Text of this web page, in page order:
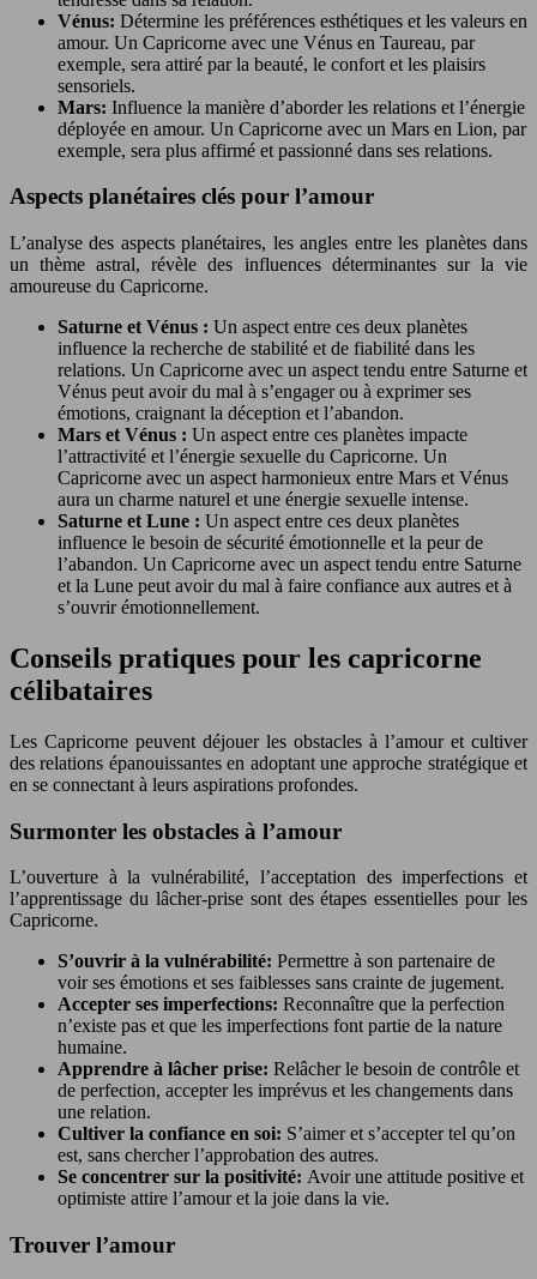
Vénus: Détermine les préférences esthétiques et les valeurs en
amour. Un Capricorne avec une Vénus en Taureau, par
exemple, sera attiré par la beauté, le confort et les plaisirs
sensoriels.
Mars: Influence la manière d’aborder les relations et l’énergie
déployée en amour. Un Capricorne avec un Mars en Lion, par
exemple, sera plus affirmé et passionné dans ses relations.
Aspects planétaires clés pour l’amour
L’analyse des aspects planétaires, les angles entre les planètes dans
un thème astral, révèle des influences déterminantes sur la vie
amoureuse du Capricorne.
Saturne et Vénus : Un aspect entre ces deux planètes
influence la recherche de stabilité et de fiabilité dans les
relations. Un Capricorne avec un aspect tendu entre Saturne et
Vénus peut avoir du mal à s’engager ou à exprimer ses
émotions, craignant la déception et l’abandon.
Mars et Vénus : Un aspect entre ces planètes impacte
l’attractivité et l’énergie sexuelle du Capricorne. Un
Capricorne avec un aspect harmonieux entre Mars et Vénus
aura un charme naturel et une énergie sexuelle intense.
Saturne et Lune : Un aspect entre ces deux planètes
influence le besoin de sécurité émotionnelle et la peur de
l’abandon. Un Capricorne avec un aspect tendu entre Saturne
et la Lune peut avoir du mal à faire confiance aux autres et à
s’ouvrir émotionnellement.
Conseils pratiques pour les capricorne
célibataires
Les Capricorne peuvent déjouer les obstacles à l’amour et cultiver
des relations épanouissantes en adoptant une approche stratégique et
en se connectant à leurs aspirations profondes.
Surmonter les obstacles à l’amour
L’ouverture à la vulnérabilité, l’acceptation des imperfections et
l’apprentissage du lâcher-prise sont des étapes essentielles pour les
Capricorne.
S’ouvrir à la vulnérabilité: Permettre à son partenaire de
voir ses émotions et ses faiblesses sans crainte de jugement.
Accepter ses imperfections: Reconnaître que la perfection
n’existe pas et que les imperfections font partie de la nature
humaine.
Apprendre à lâcher prise: Relâcher le besoin de contrôle et
de perfection, accepter les imprévus et les changements dans
une relation.
Cultiver la confiance en soi: S’aimer et s’accepter tel qu’on
est, sans chercher l’approbation des autres.
Se concentrer sur la positivité: Avoir une attitude positive et
optimiste attire l’amour et la joie dans la vie.
Trouver l’amour